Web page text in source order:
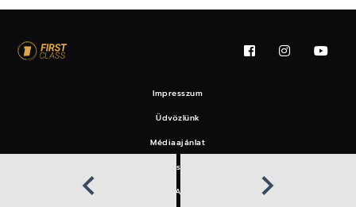
Impresszum
Üdvözlünk
Médiaajánlat
Felhasználási feltételek
EAT